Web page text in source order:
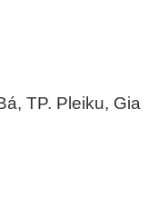
TP. Pleiku, Gia